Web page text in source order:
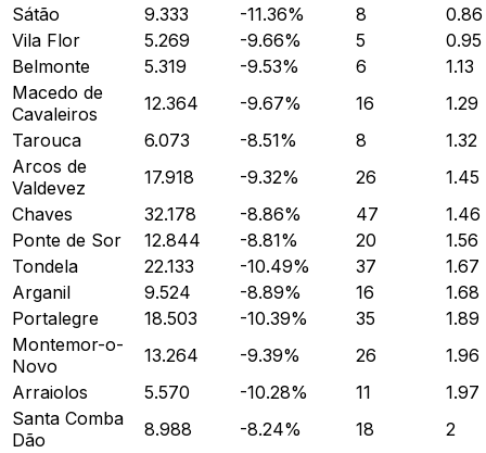
Sátão
9.333 -11.36% 8
0.86
Vila Flor
5.269 -9.66% 5
0.95
Belmonte
5.319 -9.53% 6
1.13
Macedo de
Cavaleiros
12.364 -9.67% 16
1.29
Tarouca
6.073 -8.51% 8
1.32
Arcos de
Valdevez
17.918 -9.32% 26
1.45
Chaves
32.178 -8.86% 47
1.46
Ponte de Sor
12.844 -8.81% 20
1.56
Tondela
22.133 -10.49% 37
1.67
Arganil
9.524 -8.89% 16
1.68
Portalegre
18.503 -10.39% 35
1.89
Montemor-o-
Novo
13.264 -9.39% 26
1.96
Arraiolos
5.570 -10.28% 11
1.97
Santa Comba
Dão
8.988 -8.24% 18
2